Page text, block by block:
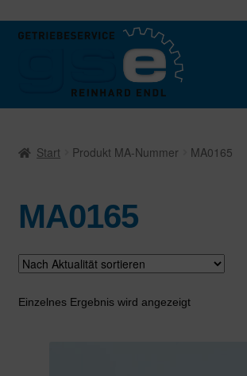
Zur
Zum
Schaltgetriebe
Verteilergetriebe
Warenkorb
Start Produkt MA-Nummer MA0165
MA0165
Einzelnes Ergebnis wird angezeigt